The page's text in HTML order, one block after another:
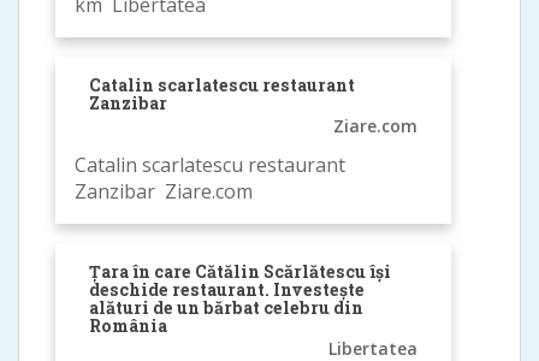
Catalin scarlatescu restaurant
Zanzibar
Ziare.com
Catalin scarlatescu restaurant
Zanzibar Ziare.com
Țara în care Cătălin Scărlătescu își
deschide restaurant. Investește
alături de un bărbat celebru din
România
Libertatea